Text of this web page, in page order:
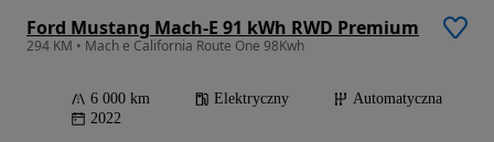
Ford Mustang Mach-E 91 kWh RWD Premium
294 KM • Mach e California Route One 98Kwh
6 000 km Elektryczny
Automatyczna
2022